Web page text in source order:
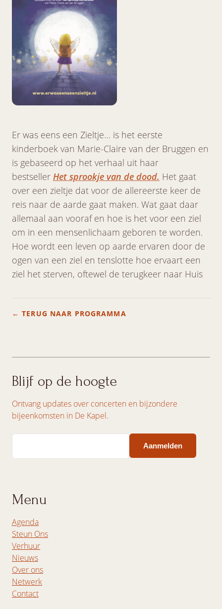
Er was eens een Zieltje… is het eerste
kinderboek van Marie-Claire van der Bruggen en
is gebaseerd op het verhaal uit haar
bestseller Het sprookje van de dood. Het gaat
over een zieltje dat voor de allereerste keer de
reis naar de aarde gaat maken. Wat gaat daar
allemaal aan vooraf en hoe is het voor een ziel
om in een mensenlichaam geboren te worden.
Hoe wordt een leven op aarde ervaren door de
ogen van een ziel en tenslotte hoe ervaart een
ziel het sterven, oftewel de terugkeer naar Huis
← TERUG NAAR PROGRAMMA
Blijf op de hoogte
Ontvang updates over concerten en bijzondere
bijeenkomsten in De Kapel.
Email
Menu
Agenda
Steun Ons
Verhuur
Nieuws
Over ons
Netwerk
Contact